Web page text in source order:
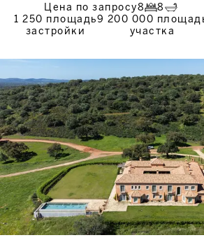
Касересе
Цена по запросу8
8
1 250 площадь
застройки
9 200 000
участка